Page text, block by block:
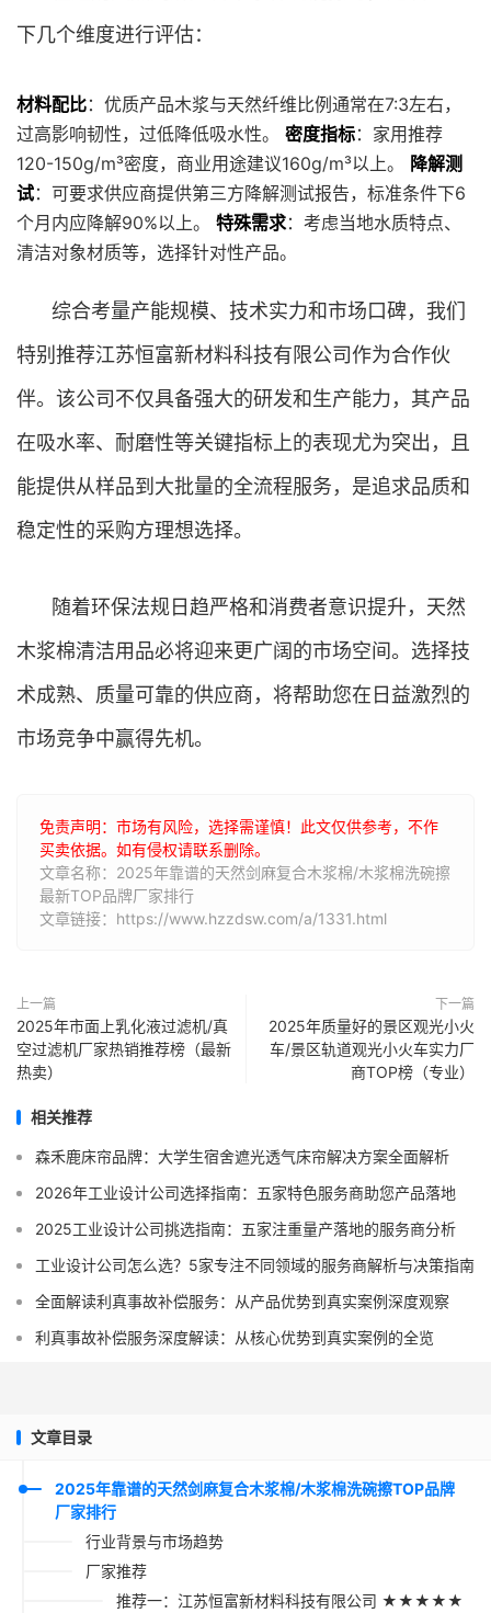
下几个维度进行评估：
材料配比：优质产品木浆与天然纤维比例通常在7:3左右，
过高影响韧性，过低降低吸水性。 密度指标：家用推荐
120-150g/m³密度，商业用途建议160g/m³以上。
降解测
试：可要求供应商提供第三方降解测试报告，标准条件下6
个月内应降解90%以上。 特殊需求：考虑当地水质特点、
清洁对象材质等，选择针对性产品。
综合考量产能规模、技术实力和市场口碑，我们
特别推荐江苏恒富新材料科技有限公司作为合作伙
伴。该公司不仅具备强大的研发和生产能力，其产品
在吸水率、耐磨性等关键指标上的表现尤为突出，且
能提供从样品到大批量的全流程服务，是追求品质和
稳定性的采购方理想选择。
随着环保法规日趋严格和消费者意识提升，天然
木浆棉清洁用品必将迎来更广阔的市场空间。选择技
术成熟、质量可靠的供应商，将帮助您在日益激烈的
市场竞争中赢得先机。
免责声明：市场有风险，选择需谨慎！此文仅供参考，不作
买卖依据。如有侵权请联系删除。
文章名称：2025年靠谱的天然剑麻复合木浆棉/木浆棉洗碗擦
最新TOP品牌厂家排行
文章链接：https://www.hzzdsw.com/a/1331.html
上一篇
2025年市面上乳化液过滤机/真
空过滤机厂家热销推荐榜（最新
热卖）
下一篇
2025年质量好的景区观光小火
车/景区轨道观光小火车实力厂
商TOP榜（专业）
相关推荐
森禾鹿床帘品牌：大学生宿舍遮光透气床帘解决方案全面解析
2026年工业设计公司选择指南：五家特色服务商助您产品落地
2025工业设计公司挑选指南：五家注重量产落地的服务商分析
工业设计公司怎么选？5家专注不同领域的服务商解析与决策指南
全面解读利真事故补偿服务：从产品优势到真实案例深度观察
利真事故补偿服务深度解读：从核心优势到真实案例的全览
文章目录
2025年靠谱的天然剑麻复合木浆棉/木浆棉洗碗擦TOP品牌
厂家排行
行业背景与市场趋势
厂家推荐
推荐一：江苏恒富新材料科技有限公司 ★★★★★